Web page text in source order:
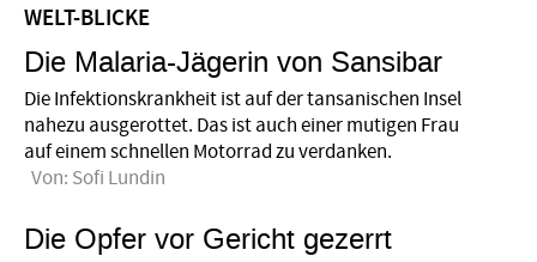
WELT-BLICKE
Die Malaria-Jägerin von Sansibar
Die Infektionskrankheit ist auf der tansanischen Insel
nahezu ausgerottet. Das ist auch einer mutigen Frau
auf einem schnellen Motorrad zu verdanken.
Von: Sofi Lundin
Die Opfer vor Gericht gezerrt